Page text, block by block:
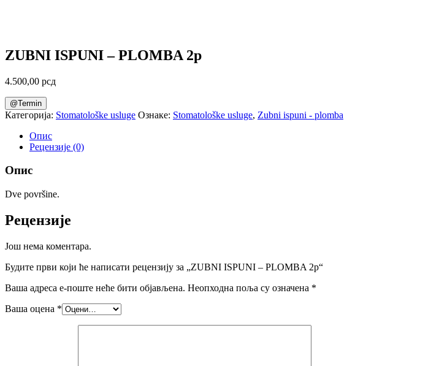
ZUBNI ISPUNI – PLOMBA 2p
4.500,00 рсд
@Termin
Категорија: Stomatološke usluge Ознаке: Stomatološke usluge, Zubni ispuni - plomba
Опис
Рецензије (0)
Опис
Dve površine.
Рецензије
Још нема коментара.
Будите први који ће написати рецензију за „ZUBNI ISPUNI – PLOMBA 2p“
Ваша адреса е-поште неће бити објављена. Неопходна поља су означена *
Ваша оцена *